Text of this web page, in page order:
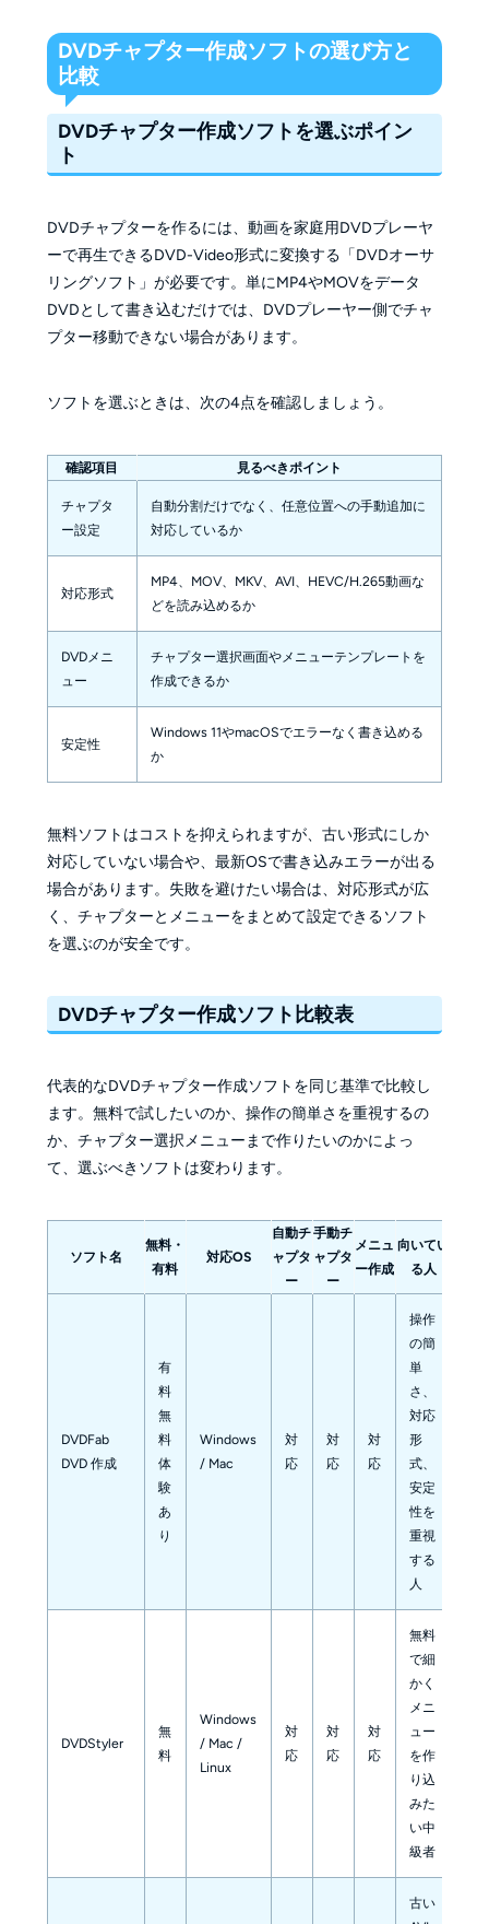
DVDチャプター作成ソフトの選び方と
比較
DVDチャプター作成ソフトを選ぶポイン
ト
DVDチャプターを作るには、動画を家庭用DVDプレーヤ
ーで再生できるDVD-Video形式に変換する「DVDオーサ
リングソフト」が必要です。単にMP4やMOVをデータ
DVDとして書き込むだけでは、DVDプレーヤー側でチャ
プター移動できない場合があります。
ソフトを選ぶときは、次の4点を確認しましょう。
確認項目 見るべきポイント
チャプタ
ー設定
自動分割だけでなく、任意位置への手動追加に
対応しているか
対応形式
MP4、MOV、MKV、AVI、HEVC/H.265動画な
どを読み込めるか
DVDメニ
ュー
チャプター選択画面やメニューテンプレートを
作成できるか
安定性
Windows 11やmacOSでエラーなく書き込める
か
無料ソフトはコストを抑えられますが、古い形式にしか
対応していない場合や、最新OSで書き込みエラーが出る
場合があります。失敗を避けたい場合は、対応形式が広
く、チャプターとメニューをまとめて設定できるソフト
を選ぶのが安全です。
DVDチャプター作成ソフト比較表
代表的なDVDチャプター作成ソフトを同じ基準で比較し
ます。無料で試したいのか、操作の簡単さを重視するの
か、チャプター選択メニューまで作りたいのかによっ
て、選ぶべきソフトは変わります。
ソフト名
無料・
有料
対応OS
自動チ
ャプタ
ー
手動チ
ャプタ
ー
メニュ
ー作成
向いてい
る人
DVDFab
DVD 作成
有
料
無
料
体
験
あ
り
Windows
/ Mac
対
応
対
応
対
応
操作
の簡
単
さ、
対応
形
式、
安定
性を
重視
する
人
DVDStyler
無
料
Windows
/ Mac /
Linux
対
応
対
応
対
応
無料
で細
かく
メニ
ュー
を作
り込
みた
い中
級者
古い